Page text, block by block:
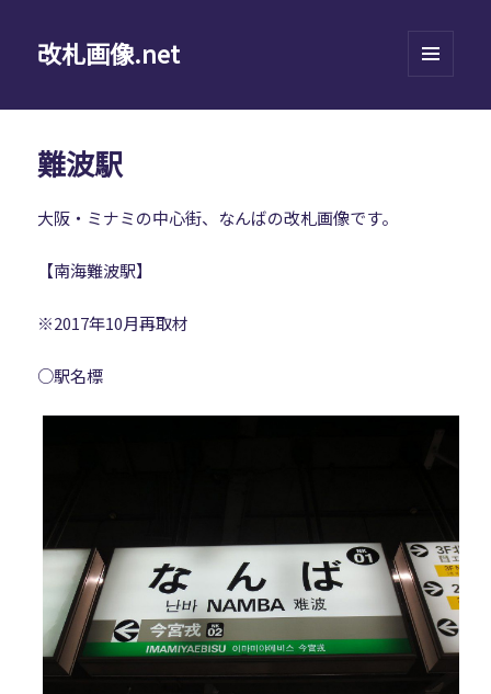
改札画像.net
ーとウ
難波駅
大阪・ミナミの中心街、なんばの改札画像です。
【南海難波駅】
※2017年10月再取材
○駅名標